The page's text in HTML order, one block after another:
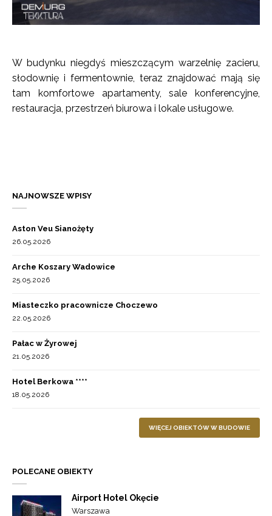
W budynku niegdyś mieszczącym warzelnię zacieru,
słodownię i fermentownie, teraz znajdować mają się
tam komfortowe apartamenty, sale konferencyjne,
restauracja, przestrzeń biurowa i lokale usługowe.
NAJNOWSZE WPISY
Aston Veu Sianożęty
26.05.2026
Arche Koszary Wadowice
25.05.2026
Miasteczko pracownicze Choczewo
22.05.2026
Pałac w Żyrowej
21.05.2026
Hotel Berkowa ****
18.05.2026
WIĘCEJ OBIEKTÓW W BUDOWIE
POLECANE OBIEKTY
Airport Hotel Okęcie
Warszawa